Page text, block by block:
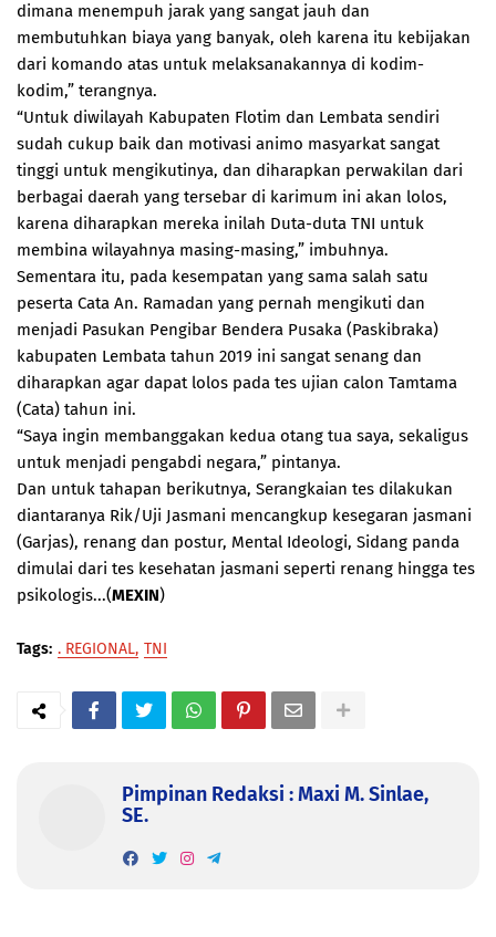
dimana menempuh jarak yang sangat jauh dan
membutuhkan biaya yang banyak, oleh karena itu kebijakan
dari komando atas untuk melaksanakannya di kodim-
kodim,” terangnya.
“Untuk diwilayah Kabupaten Flotim dan Lembata sendiri
sudah cukup baik dan motivasi animo masyarkat sangat
tinggi untuk mengikutinya, dan diharapkan perwakilan dari
berbagai daerah yang tersebar di karimum ini akan lolos,
karena diharapkan mereka inilah Duta-duta TNI untuk
membina wilayahnya masing-masing,” imbuhnya.
Sementara itu, pada kesempatan yang sama salah satu
peserta Cata An. Ramadan yang pernah mengikuti dan
menjadi Pasukan Pengibar Bendera Pusaka (Paskibraka)
kabupaten Lembata tahun 2019 ini sangat senang dan
diharapkan agar dapat lolos pada tes ujian calon Tamtama
(Cata) tahun ini.
“Saya ingin membanggakan kedua otang tua saya, sekaligus
untuk menjadi pengabdi negara,” pintanya.
Dan untuk tahapan berikutnya, Serangkaian tes dilakukan
diantaranya Rik/Uji Jasmani mencangkup kesegaran jasmani
(Garjas), renang dan postur, Mental Ideologi, Sidang panda
dimulai dari tes kesehatan jasmani seperti renang hingga tes
psikologis...(MEXIN)
Tags: . REGIONAL TNI
Pimpinan Redaksi : Maxi M. Sinlae,
SE.